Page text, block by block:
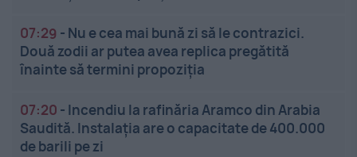
07:29 - Nu e cea mai bună zi să le contrazici.
Două zodii ar putea avea replica pregătită
înainte să termini propoziția
07:20 - Incendiu la rafinăria Aramco din Arabia
Saudită. Instalația are o capacitate de 400.000
de barili pe zi